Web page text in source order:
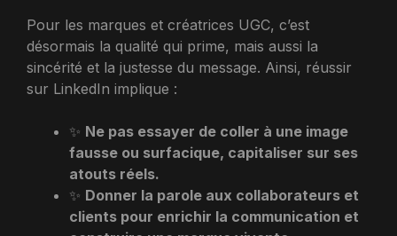
Pour les marques et créatrices UGC, c’est
désormais la qualité qui prime, mais aussi la
sincérité et la justesse du message. Ainsi, réussir
sur LinkedIn implique :
✨ Ne pas essayer de coller à une image
fausse ou surfacique, capitaliser sur ses
atouts réels.
✨ Donner la parole aux collaborateurs et
clients pour enrichir la communication et